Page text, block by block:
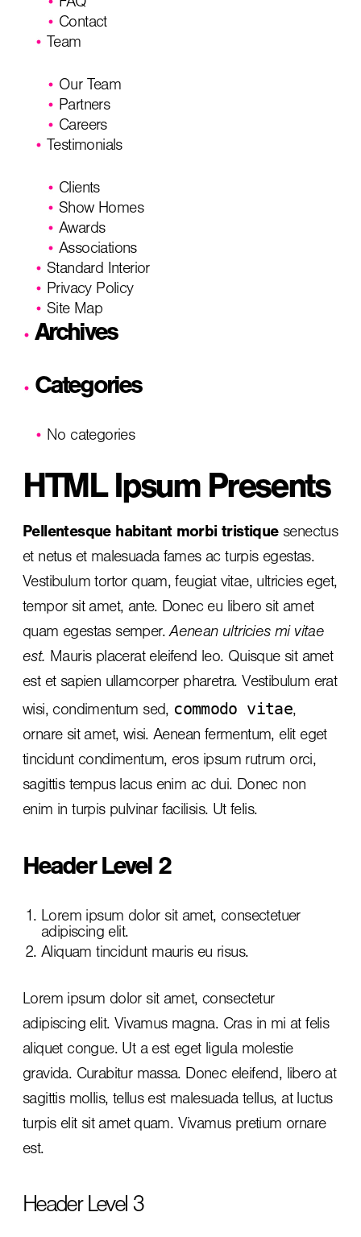
FAQ
Contact
Team
Our Team
Partners
Careers
Testimonials
Clients
Show Homes
Awards
Associations
Standard Interior
Privacy Policy
Site Map
Archives
Categories
No categories
HTML Ipsum Presents
Pellentesque habitant morbi tristiquesenectus
et netus et malesuada fames ac turpis egestas.
Vestibulum tortor quam, feugiat vitae, ultricies eget,
tempor sit amet, ante. Donec eu libero sit amet
quam egestas semper.Aenean ultricies mi vitae
est. Mauris placerat eleifend leo. Quisque sit amet
est et sapien ullamcorper pharetra. Vestibulum erat
wisi, condimentum sed, commodo vitae,
ornare sit amet, wisi. Aenean fermentum, elit eget
tincidunt condimentum, eros ipsum rutrum orci,
sagittis tempus lacus enim ac dui. Donec non
enim in turpis pulvinar facilisis. Ut felis.
Header Level 2
Lorem ipsum dolor sit amet, consectetuer
adipiscing elit.
Aliquam tincidunt mauris eu risus.
Lorem ipsum dolor sit amet, consectetur
adipiscing elit. Vivamus magna. Cras in mi at felis
aliquet congue. Ut a est eget ligula molestie
gravida. Curabitur massa. Donec eleifend, libero at
sagittis mollis, tellus est malesuada tellus, at luctus
turpis elit sit amet quam. Vivamus pretium ornare
est.
Header Level 3